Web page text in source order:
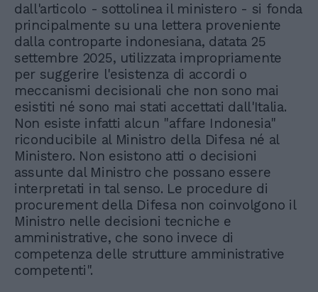
dall'articolo - sottolinea il ministero - si fonda
principalmente su una lettera proveniente
dalla controparte indonesiana, datata 25
settembre 2025, utilizzata impropriamente
per suggerire l'esistenza di accordi o
meccanismi decisionali che non sono mai
esistiti né sono mai stati accettati dall'Italia.
Non esiste infatti alcun "affare Indonesia"
riconducibile al Ministro della Difesa né al
Ministero. Non esistono atti o decisioni
assunte dal Ministro che possano essere
interpretati in tal senso. Le procedure di
procurement della Difesa non coinvolgono il
Ministro nelle decisioni tecniche e
amministrative, che sono invece di
competenza delle strutture amministrative
competenti".